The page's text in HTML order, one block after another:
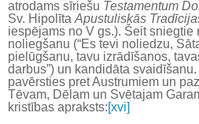
atrodams sīriešu Testamentum
Sv. Hipolīta Apustuliskās
iespējams no V gs.). Šeit
noliegšanu (“Es tevi noliedzu,
pielūgšanu, tavu izrādīšanos,
darbus”) un kandidāta
pavērsties pret Austrumiem un
Tēvam, Dēlam un Svētajam
kristības apraksts:[xvi]